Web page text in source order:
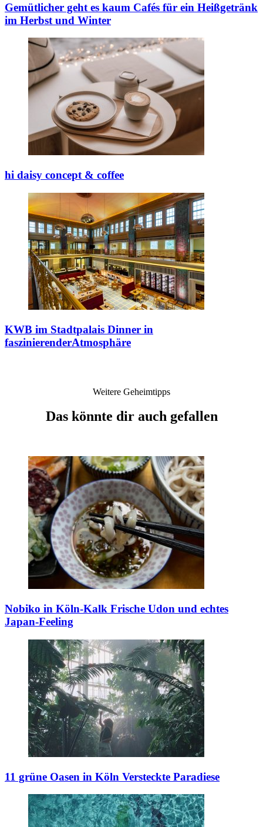
Gemütlicher geht es kaum Cafés für ein Heißgetränk
im Herbst und Winter
hi daisy concept & coffee
KWB im Stadtpalais Dinner in
faszinierenderAtmosphäre
Weitere Geheimtipps
Das könnte dir auch gefallen
Nobiko in Köln-Kalk Frische Udon und echtes
Japan-Feeling
11 grüne Oasen in Köln Versteckte Paradiese